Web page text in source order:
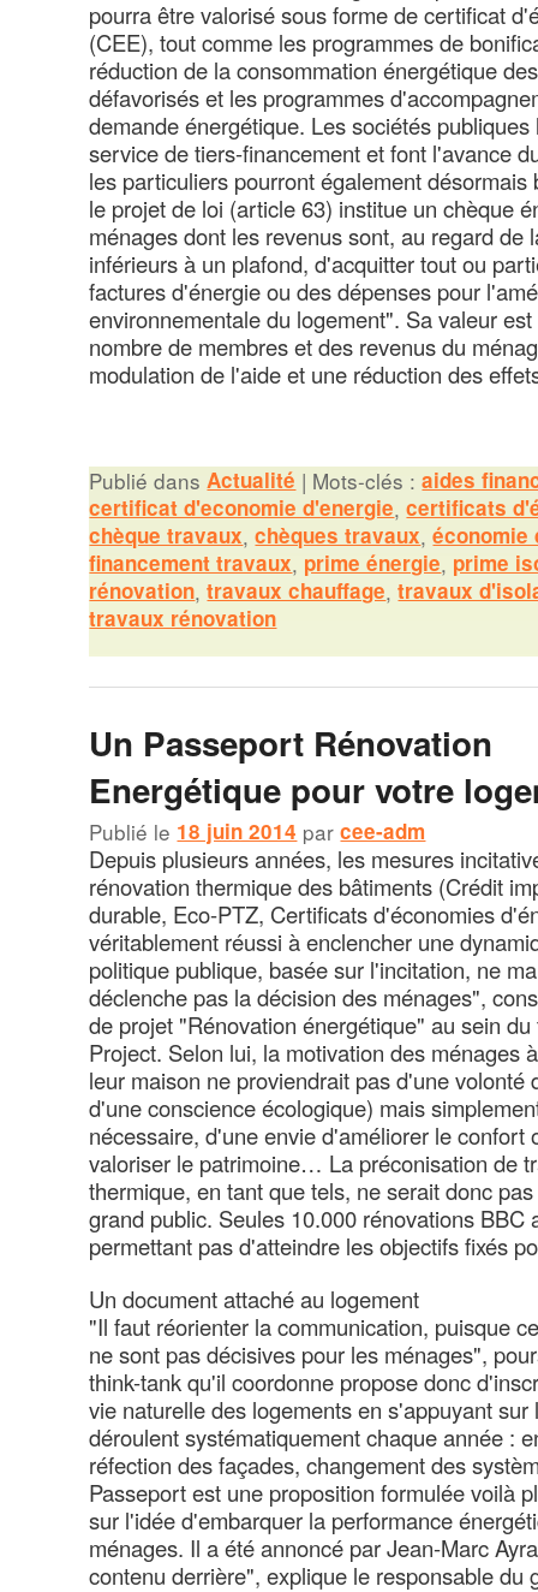
pourra être valorisé sous forme de certificat
(CEE), tout comme les programmes de
réduction de la consommation énergétique
défavorisés et les programmes
demande énergétique. Les sociétés
service de tiers-financement et font l'avance
les particuliers pourront également
le projet de loi (article 63) institue un chèque
ménages dont les revenus sont, au regard de
inférieurs à un plafond, d'acquitter tout ou
factures d'énergie ou des dépenses pour
environnementale du logement". Sa valeur
nombre de membres et des revenus du
modulation de l'aide et une réduction des
Publié dans Actualité | Mots-clés : aides
certificat d'economie d'energie,certificats
chèque travaux,chèques travaux,économie
financement travaux, prime énergie, prime
rénovation,travaux chauffage,travaux
travaux rénovation
Un Passeport Rénovation
Energétique pour votre
Publié le 18 juin 2014 parcee-adm
Depuis plusieurs années, les mesures
rénovation thermique des bâtiments (Crédit
durable, Eco-PTZ, Certificats d'économies
véritablement réussi à enclencher une
politique publique, basée sur l'incitation, ne
déclenche pas la décision des ménages",
de projet "Rénovation énergétique" au sein
Project. Selon lui, la motivation des ménages
leur maison ne proviendrait pas d'une volonté
d'une conscience écologique) mais
nécessaire, d'une envie d'améliorer le confort
valoriser le patrimoine… La préconisation de
thermique, en tant que tels, ne serait donc
grand public. Seules 10.000 rénovations BBC
permettant pas d'atteindre les objectifs fixés
Un document attaché au logement
"Il faut réorienter la communication, puisque
ne sont pas décisives pour les ménages",
think-tank qu'il coordonne propose donc
vie naturelle des logements en s'appuyant
déroulent systématiquement chaque année :
réfection des façades, changement des
Passeport est une proposition formulée voilà
sur l'idée d'embarquer la performance
ménages. Il a été annoncé par Jean-Marc
contenu derrière", explique le responsable du